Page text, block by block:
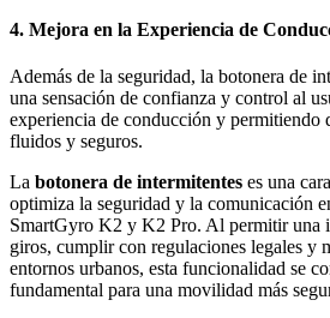
4. Mejora en la Experiencia de
Además de la seguridad, la botonera de
una sensación de confianza y control al
experiencia de conducción y permitiendo
fluidos y seguros.
La botonera de intermitentes es una
optimiza la seguridad y la comunicación
SmartGyro K2 y K2 Pro. Al permitir una
giros, cumplir con regulaciones legales y
entornos urbanos, esta funcionalidad se
fundamental para una movilidad más